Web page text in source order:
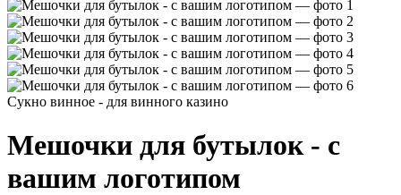
Сукно винное - для винного казино
Мешочки для бутылок - с
вашим логотипом